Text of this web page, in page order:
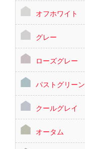
オフホワイト
グレー
ローズグレー
パストグリーン
クールグレイ
オータム